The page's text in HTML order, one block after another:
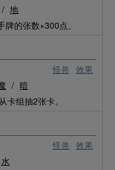
/ 地
的张数×300点。
怪兽 效果
/ 暗
卡组抽2张卡。
怪兽 效果
水